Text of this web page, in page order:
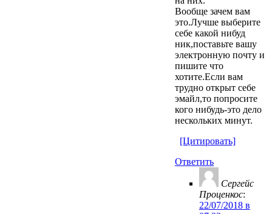
Вообще зачем вам
это.Лучше выберите
себе какой нибуд
ник,поставьте вашу
электронную почту и
пишите что
хотите.Если вам
трудно открыт себе
эмайл,то попросите
кого нибудь-это дело
нескольких минут.
[Цитировать]
Ответить
Сергейс
Проценкос:
22/07/2018 в